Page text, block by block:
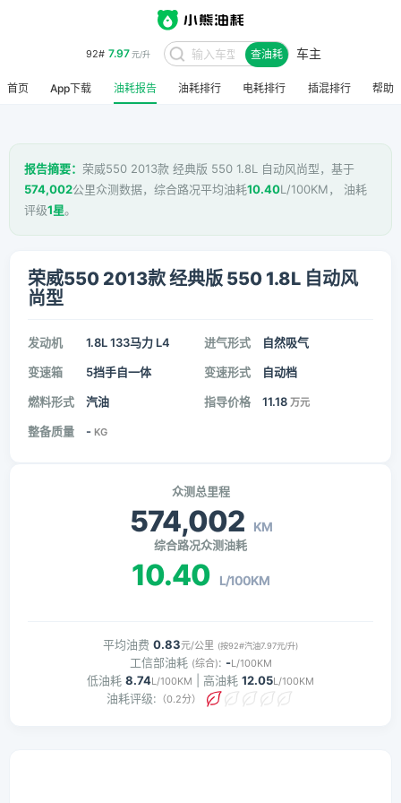
92# 7.97元/升 查油耗 车主
首页 App下载 油耗报告 油耗排行 电耗排行 插混排行 帮助
报告摘要： 荣威550 2013款 经典版 550 1.8L 自动风尚型，基于
574,002公里众测数据，综合路况平均油耗10.40L/100KM， 油耗
评级1星。
荣威550 2013款 经典版 550 1.8L 自动风
尚型
发动机 1.8L 133马力 L4 进气形式 自然吸气
变速箱 5挡手自一体 变速形式 自动档
燃料形式 汽油 指导价格 11.18 万元
整备质量 - KG
众测总里程
574,002 KM
综合路况众测油耗
10.40 L/100KM
平均油费 0.83元/公里 (按92#汽油7.97元/升)
工信部油耗 (综合): -L/100KM
低油耗 8.74L/100KM | 高油耗 12.05L/100KM
油耗评级: （0.2分）